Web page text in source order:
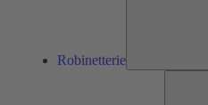
Robinetterie